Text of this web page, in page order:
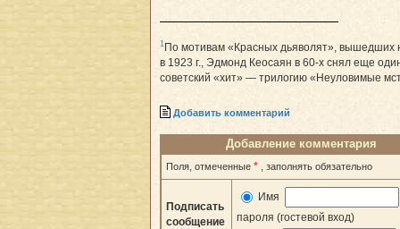
1По мотивам «Красных дьяволят», вышедших
в 1923 г., Эдмонд Кеосаян в 60-х снял еще
советский «хит» — трилогию «Неуловимые
Добавить комментарий
Добавление комментария
Поля, отмеченные * , заполнять обязательно
Подписать
сообщение
Имя
пароля (гостевой вход)